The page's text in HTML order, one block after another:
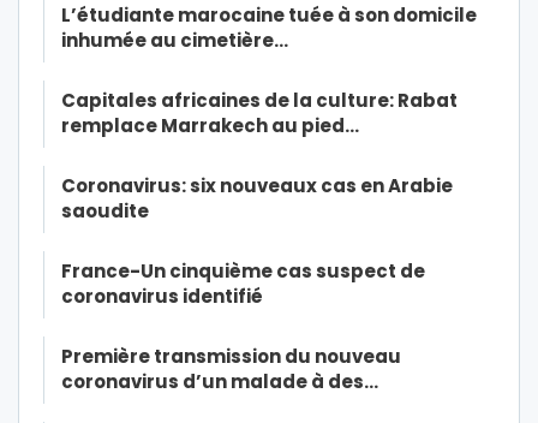
L’étudiante marocaine tuée à son domicile
inhumée au cimetière…
Capitales africaines de la culture: Rabat
remplace Marrakech au pied…
Coronavirus: six nouveaux cas en Arabie
saoudite
France-Un cinquième cas suspect de
coronavirus identifié
Première transmission du nouveau
coronavirus d’un malade à des…